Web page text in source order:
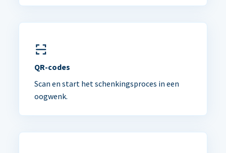
QR-codes
Scan en start het schenkingsproces in een
oogwenk.